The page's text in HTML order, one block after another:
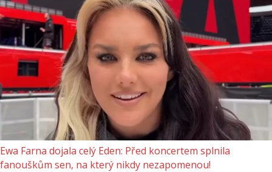
Ewa Farna dojala celý Eden: Před koncertem splnila
fanouškům sen, na který nikdy nezapomenou!